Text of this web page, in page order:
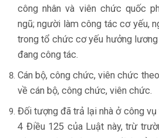
công nhân và viên chức quốc
ngũ; người làm công tác cơ yếu,
trong tổ chức cơ yếu hưởng
đang công tác.
Cán bộ, công chức, viên chức
về cán bộ, công chức, viên chức.
Đối tượng đã trả lại nhà ở công
4 Điều 125 của Luật này, trừ